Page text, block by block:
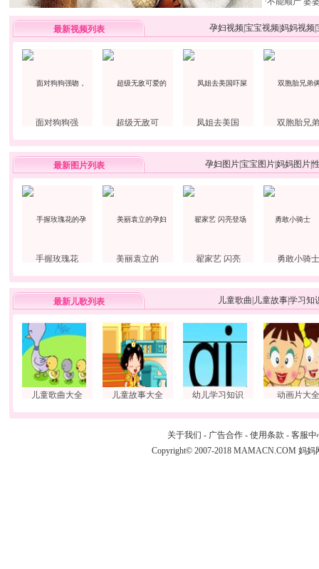
不能顺产 婆
最新视频列表 孕妇视频|宝宝视频|妈妈视频|
最新图片列表 孕妇图片|宝宝图片|妈妈图片|
最新儿歌列表 儿童歌曲|儿童故事|学习知
关于我们 广告合作 使用条款
客服中
Copyright© 2007-2018 MAMACN.COM 妈妈